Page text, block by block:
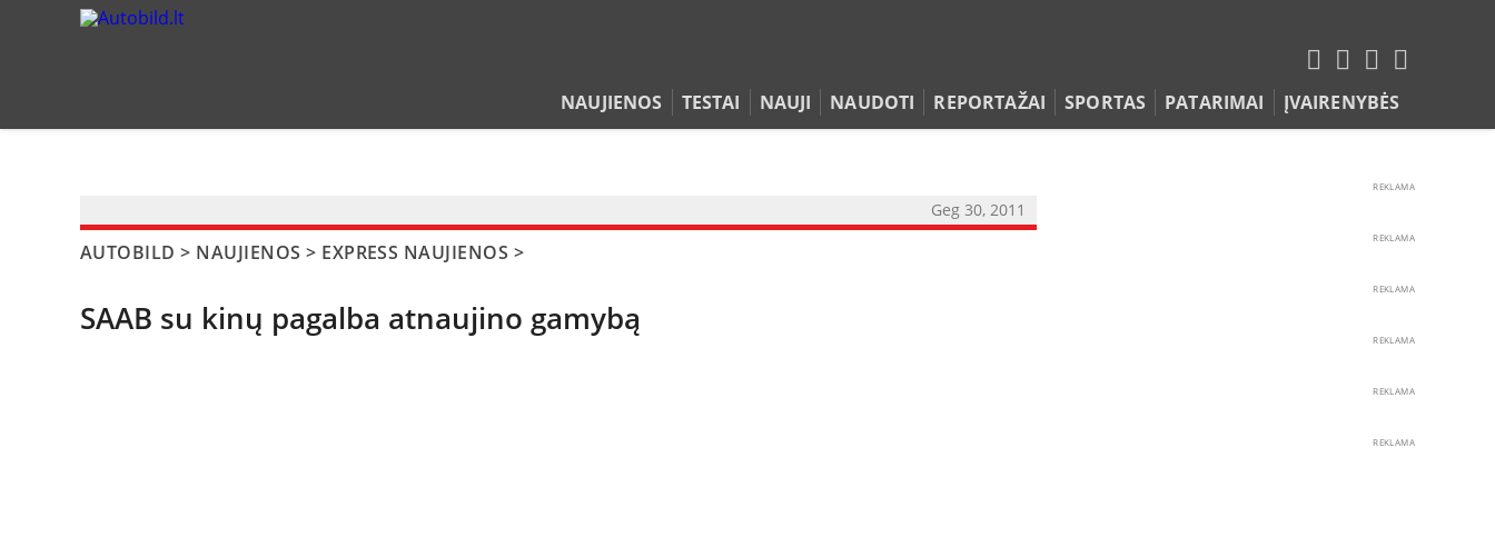
NAUJIENOS TESTAI NAUJI NAUDOTI REPORTAŽAI SPORTAS PATARIMAI ĮVAIRENYBĖS
Geg 30, 2011
AUTOBILD > NAUJIENOS > EXPRESS NAUJIENOS >
SAAB su kinų pagalba atnaujino gamybą
REKLAMA
REKLAMA
REKLAMA
REKLAMA
REKLAMA
REKLAMA